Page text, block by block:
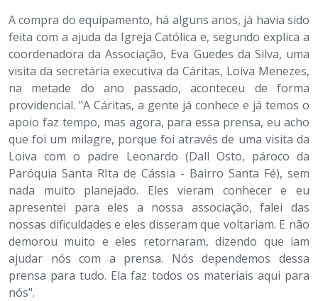
A compra do equipamento, há alguns anos, já havia sido
feita com a ajuda da Igreja Católica e, segundo explica a
coordenadora da Associação, Eva Guedes da Silva, uma
visita da secretária executiva da Cáritas, Loiva Menezes,
na metade do ano passado, aconteceu de forma
providencial. "A Cáritas, a gente já conhece e já temos o
apoio faz tempo, mas agora, para essa prensa, eu acho
que foi um milagre, porque foi através de uma visita da
Loiva com o padre Leonardo (Dall Osto, pároco da
Paróquia Santa RIta de Cássia - Bairro Santa Fé), sem
nada muito planejado. Eles vieram conhecer e eu
apresentei para eles a nossa associação, falei das
nossas dificuldades e eles disseram que voltariam. E não
demorou muito e eles retornaram, dizendo que iam
ajudar nós com a prensa. Nós dependemos dessa
prensa para tudo. Ela faz todos os materiais aqui para
nós".